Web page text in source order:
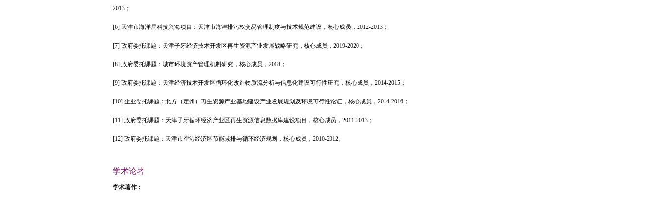
2013 ；
[6] 天津市海洋局科技兴海项目：天津市海洋排污权交易管理制度与技术规范建设，核心成员， 2012-2013 ；
[7] 政府委托课题：天津子牙经济技术开发区再生资源产业发展战略研究，核心成员， 2019-2020 ；
[8] 政府委托课题 ：城市环境资产管理机制研究，核心成员， 2018 ；
[9] 政府委托课题：天津经济技术开发区循环化改造物质流分析与信息化建设可行性研究，核心成员， 2014-2015 ；
[10] 企业委托课题：北方（定州）再生资源产业基地建设产业发展规划及环境可行性论证，核心成员， 2014-2016 ；
[11] 政府委托课题：天津子牙循环经济产业区再生资源信息数据库建设项目，核心成员， 2011-2013 ；
[12] 政府委托课题：天津市空港经济区节能减排与循环经济规划，核心成员， 2010-2012。
学术论著
学术著作：